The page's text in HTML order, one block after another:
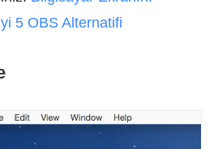
5 OBS Alternatifi